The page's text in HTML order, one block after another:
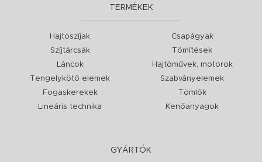
TERMÉKEK
Hajtószíjak
Szíjtárcsák
Láncok
Tengelykötő elemek
Fogaskerekek
Lineáris technika
Csapágyak
Tömítések
Hajtóművek, motorok
Szabványelemek
Tömlők
Kenőanyagok
GYÁRTÓK